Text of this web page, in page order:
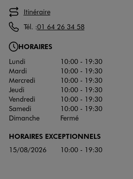
Itinéraire
Tél. :01 64 26 34 58
HORAIRES
Lundi
10:00 - 19:30
Mardi
10:00 - 19:30
Mercredi
10:00 - 19:30
Jeudi
10:00 - 19:30
Vendredi
10:00 - 19:30
Samedi
10:00 - 19:30
Dimanche
Fermé
HORAIRES EXCEPTIONNELS
15/08/2026 10:00 - 19:30